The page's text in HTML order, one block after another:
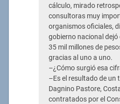
cálculo, mirado
consultoras muy
organismos oficiales,
gobierno nacional
35 mil millones de
gracias al uno a uno.
–¿Cómo surgió esa
–Es el resultado de un
Dagnino Pastore,
contratados por el